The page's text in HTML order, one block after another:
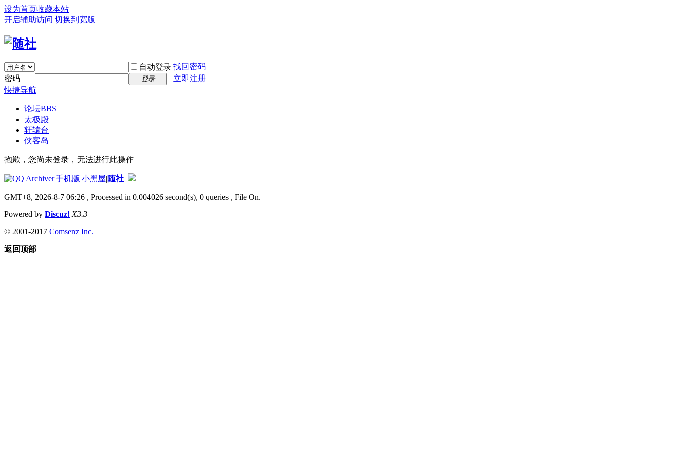
设为首页收藏本站
开启辅助访问 切换到宽版
自动登录 找回密码
密码
登录
立即注册
快捷导航
论坛BBS
太极殿
轩辕台
侠客岛
抱歉，您尚未登录，无法进行此操作
|Archiver|手机版|小黑屋|随社
GMT+8, 2026-8-7 06:26 , Processed in 0.004026 second(s), 0 queries , File On.
Powered by Discuz! X3.3
© 2001-2017 Comsenz Inc.
返回顶部